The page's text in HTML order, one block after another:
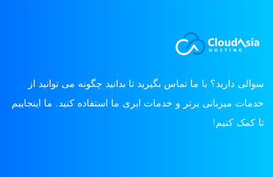
سوالی دارید؟ با ما تماس بگیرید تا بدانید چگونه می توانید از
خدمات میزبانی برتر و خدمات ابری ما استفاده کنید. ما اینجاییم
تا کمک کنیم!